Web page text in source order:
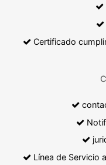
Certificado
Línea de Servicio